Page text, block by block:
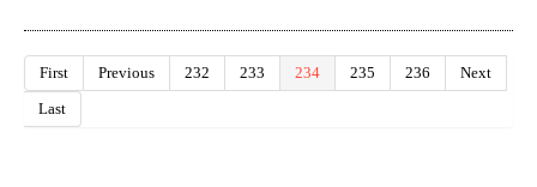
First Previous 232 233 234 235 236
Next
Last